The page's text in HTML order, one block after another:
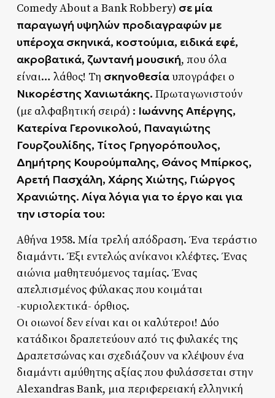
Comedy About a Bank Robbery) σε μία
παραγωγή υψηλών προδιαγραφών με
υπέροχα σκηνικά, κοστούμια, ειδικά εφέ,
ακροβατικά, ζωντανή μουσική, που όλα
είναι… λάθος! Τη σκηνοθεσίαυπογράφει ο
Νικορέστης Χανιωτάκης. Πρωταγωνιστούν
(με αλφαβητική σειρά) : Ιωάννης Απέργης,
Κατερίνα Γερονικολού, Παναγιώτης
Γουρζουλίδης, Τίτος Γρηγορόπουλος,
Δημήτρης Κουρούμπαλης, Θάνος Μπίρκος,
Αρετή Πασχάλη, Χάρης Χιώτης, Γιώργος
Χρανιώτης. Λίγα λόγια για το έργο και για
την ιστορία του:
Αθήνα 1958. Μία τρελή απόδραση. Ένα τεράστιο
διαμάντι. Έξι εντελώς ανίκανοι κλέφτες. Ένας
αιώνια μαθητευόμενος ταμίας. Ένας
απελπισμένος φύλακας που κοιμάται
-κυριολεκτικά- όρθιος.
Οι οιωνοί δεν είναι και οι καλύτεροι! Δύο
κατάδικοι δραπετεύουν από τις φυλακές της
Δραπετσώνας και σχεδιάζουν να κλέψουν ένα
διαμάντι αμύθητης αξίας που φυλάσσεται στην
Alexandras Bank, μια περιφερειακή ελληνική